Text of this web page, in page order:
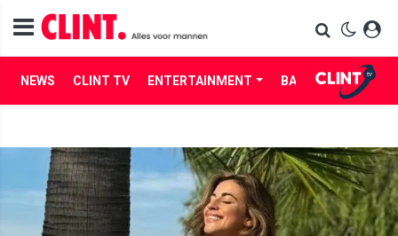
NEWS CLINT TV ENTERTAINMENT BABES LIFE